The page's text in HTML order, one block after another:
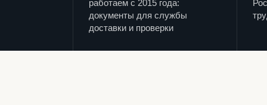
работаем с 2015 года:
документы для службы
доставки и проверки